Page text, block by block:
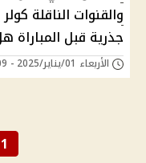
والقنوات الناقلة
جذرية قبل
الأربعاء 01/يناير/2025 - 02:09 م
1